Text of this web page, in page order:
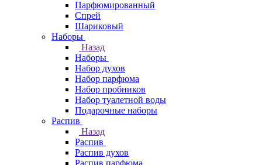
Парфюмированный
Спрей
Шариковый
Наборы
Назад
Наборы
Набор духов
Набор парфюма
Набор пробников
Набор туалетной воды
Подарочные наборы
Распив
Назад
Распив
Распив духов
Распив парфюма